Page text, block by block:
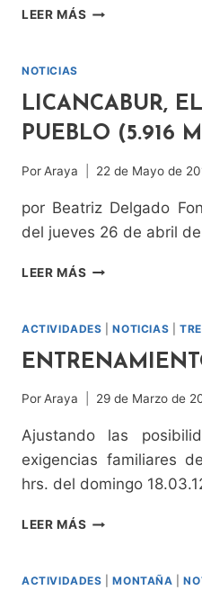
LEER MÁS IRRUPUTUNCU
NOTICIAS
LICANCABUR,
PUEBLO (5.916
Por Araya 22 de Mayo de
por Beatriz Delgado
del jueves 26 de abril
LEER MÁS LICANCABUR,
DEL
(5.916
ACTIVIDADES |NOTICIAS
PorAraya 29 de Marzo de
Ajustando las
exigencias familiares
hrs. del domingo
LEER MÁS ENTRENAMIENTO
ACTIVIDADES |MONTAÑA |